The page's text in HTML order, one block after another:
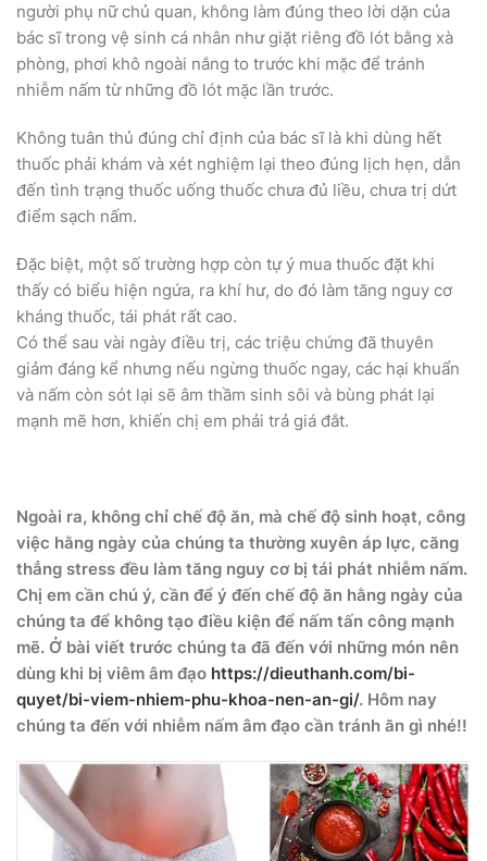
người phụ nữ chủ quan, không làm đúng theo lời dặn của
bác sĩ trong vệ sinh cá nhân như giặt riêng đồ lót bằng xà
phòng, phơi khô ngoài nắng to trước khi mặc để tránh
nhiễm nấm từ những đồ lót mặc lần trước.
Không tuân thủ đúng chỉ định của bác sĩ là khi dùng hết
thuốc phải khám và xét nghiệm lại theo đúng lịch hẹn, dẫn
đến tình trạng thuốc uống thuốc chưa đủ liều, chưa trị dứt
điểm sạch nấm.
Đặc biệt, một số trường hợp còn tự ý mua thuốc đặt khi
thấy có biểu hiện ngứa, ra khí hư, do đó làm tăng nguy cơ
kháng thuốc, tái phát rất cao.
Có thể sau vài ngày điều trị, các triệu chứng đã thuyên
giảm đáng kể nhưng nếu ngừng thuốc ngay, các hại khuẩn
và nấm còn sót lại sẽ âm thầm sinh sôi và bùng phát lại
mạnh mẽ hơn, khiến chị em phải trả giá đắt.
Ngoài ra, không chỉ chế độ ăn, mà chế độ sinh hoạt, công
việc hằng ngày của chúng ta thường xuyên áp lực, căng
thẳng stress đều làm tăng nguy cơ bị tái phát nhiễm nấm.
Chị em cần chú ý, cần để ý đến chế độ ăn hằng ngày của
chúng ta để không tạo điều kiện để nấm tấn công mạnh
mẽ. Ở bài viết trước chúng ta đã đến với những món nên
dùng khi bị viêm âm đạo https://dieuthanh.com/bi-
quyet/bi-viem-nhiem-phu-khoa-nen-an-gi/. Hôm nay
chúng ta đến với nhiễm nấm âm đạo cần tránh ăn gì nhé!!